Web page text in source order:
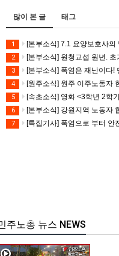
많이 본 글 태그
1 [본부소식] 7.1 요양보호사의
2 [본부소식] 원청교섭 원년.
3 [본부소식] 폭염은 재난이다!
4 [원주소식] 원주 이주노동자
5 [속초소식] 영화 <3학년 2학
6 [본부소식] 강원지역 노동자
7 [특집기사] 폭염으로 부터 안
주노총 뉴스 NEWS